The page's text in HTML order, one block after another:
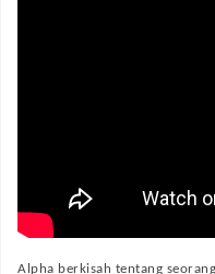
Alpha berkisah tentang